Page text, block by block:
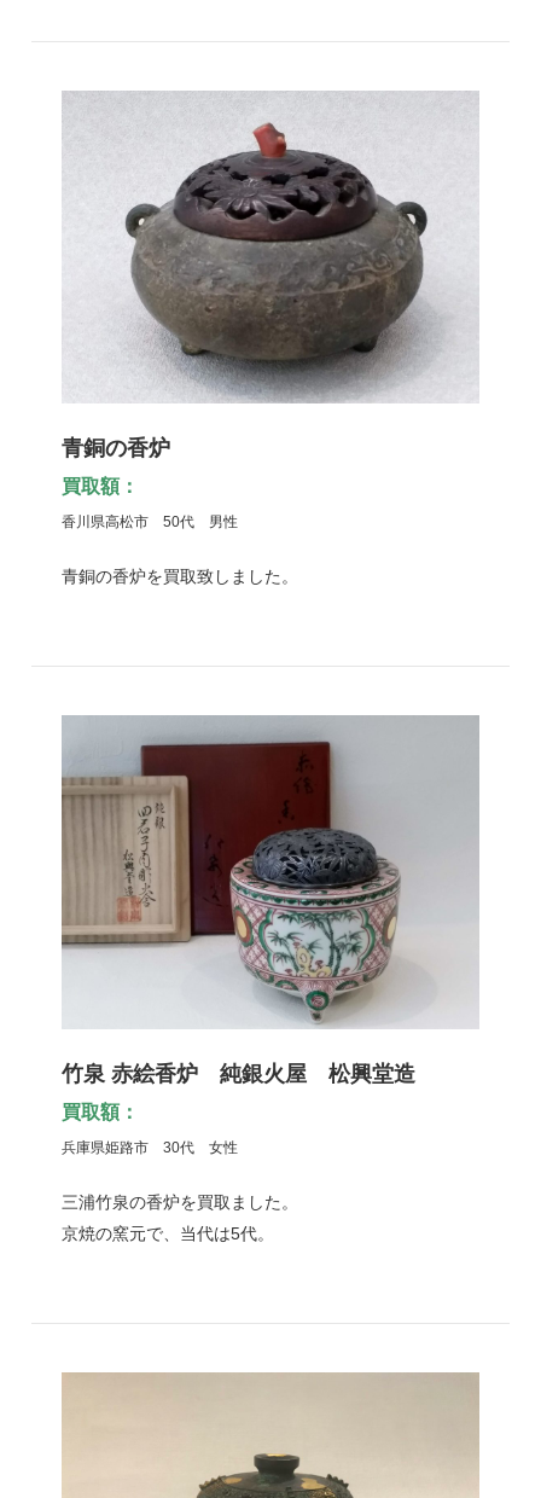
青銅の香炉
買取額：
香川県高松市 50代 男性
青銅の香炉を買取致しました。
竹泉 赤絵香炉 純銀火屋 松興堂造
買取額：
兵庫県姫路市 30代 女性
三浦竹泉の香炉を買取ました。
京焼の窯元で、当代は5代。